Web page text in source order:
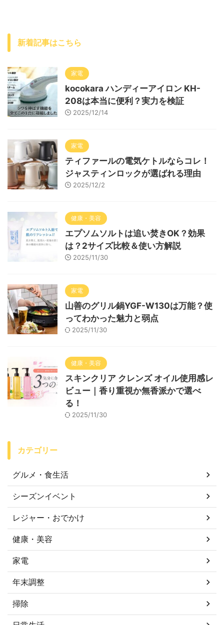
新着記事はこちら
家電
kocokara ハンディーアイロン KH-
208は本当に便利？実力を検証
2025/12/14
家電
ティファールの電気ケトルならコレ！
ジャスティンロックが選ばれる理由
2025/12/2
健康・美容
エプソムソルトは追い焚きOK？効果
は？2サイズ比較＆使い方解説
2025/11/30
家電
山善のグリル鍋YGF-W130は万能？使
ってわかった魅力と弱点
2025/11/30
健康・美容
スキンクリア クレンズ オイル使用感レ
ビュー｜香り重視か無香派かで選べ
る！
2025/11/30
カテゴリー
グルメ・食生活
シーズンイベント
レジャー・おでかけ
健康・美容
家電
年末調整
掃除